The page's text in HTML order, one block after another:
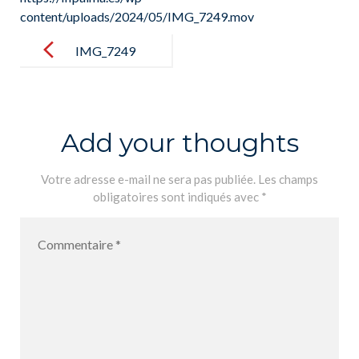
content/uploads/2024/05/IMG_7249.mov
navigationIMG_7249
Add your thoughts
Votre adresse e-mail ne sera pas publiée. Les champs
obligatoires sont indiqués avec *